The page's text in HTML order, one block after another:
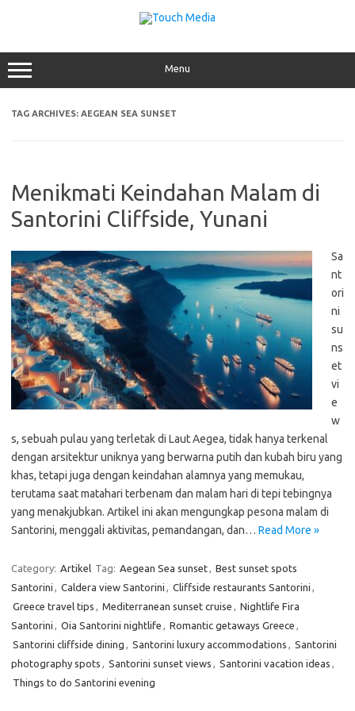
Menu
TAG ARCHIVES: AEGEAN SEA SUNSET
Menikmati Keindahan Malam di
Santorini Cliffside, Yunani
Sa
nt
ori
ni
su
ns
et
vi
e
w
s, sebuah pulau yang terletak di Laut Aegea, tidak hanya terkenal
dengan arsitektur uniknya yang berwarna putih dan kubah biru yang
khas, tetapi juga dengan keindahan alamnya yang memukau,
terutama saat matahari terbenam dan malam hari di tepi tebingnya
yang menakjubkan. Artikel ini akan mengungkap pesona malam di
Santorini, menggali aktivitas, pemandangan, dan… Read More »
Category: Artikel Tag: Aegean Sea sunset, Best sunset spots
Santorini , Caldera view Santorini , Cliffside restaurants Santorini ,
Greece travel tips , Mediterranean sunset cruise , Nightlife Fira
Santorini , Oia Santorini nightlife , Romantic getaways Greece ,
Santorini cliffside dining , Santorini luxury accommodations , Santorini
photography spots , Santorini sunset views , Santorini vacation ideas ,
Things to do Santorini evening